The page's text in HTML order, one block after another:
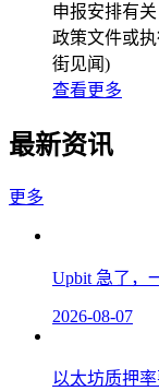
申报安排有
政策文件或
街见闻)
查看更多
最新资讯
更多
Upbit 急了，
2026-08-07
以太坊质押